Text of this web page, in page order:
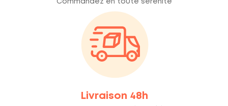
Commandez en toute sérénité
Livraison 48h